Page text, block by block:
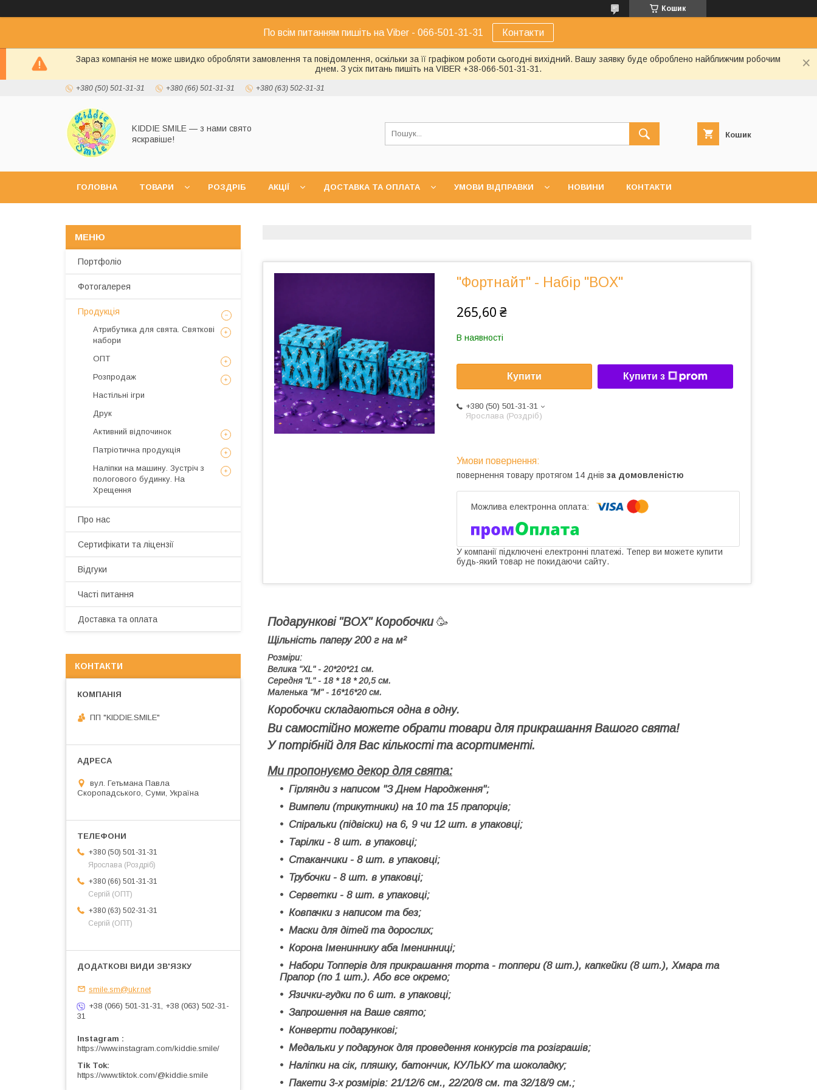
Кошик
По всім питанням пишіть на Viber - 066-501-31-31 Контакти
Зараз компанія не може швидко обробляти замовлення та повідомлення, оскільки за її графіком роботи сьогодні вихідний. Вашу заявку буде оброблено найближчим робочим
днем. З усіх питань пишіть на VIBER +38-066-501-31-31.
+380 (50) 501-31-31 +380 (66) 501-31-31 +380 (63) 502-31-31
KIDDIE SMILE — з нами свято
яскравіше!
Кошик
ГОЛОВНА ТОВАРИ РОЗДРІБ АКЦІЇ ДОСТАВКА ТА ОПЛАТА УМОВИ ВІДПРАВКИ НОВИНИ КОНТАКТИ
"Фортнайт" - Набір "BOX"
265,60 ₴
В наявності
Купити Купити з
+380 (50) 501-31-31
Ярослава (Роздріб)
повернення товару протягом 14 днів за домовленістю
У компанії підключені електронні платежі. Тепер ви можете купити
будь-який товар не покидаючи сайту.
Подарункові "BOX" Коробочки🥳
Щільність паперу 200 г на м²
Розміри:
Велика "XL" - 20*20*21 см.
Середня "L" - 18 * 18 * 20,5 cм.
Маленька "М" - 16*16*20 см.
Коробочки складаються одна в одну.
Ви самостійно можете обрати товари для прикрашання Вашого свята!
У потрібній для Вас кількості та асортименті.
Ми пропонуємо декор для свята:
Гірлянди з написом "З Днем Народження";
Вимпели (трикутники) на 10 та 15 прапорців;
Спіральки (підвіски) на 6, 9 чи 12 шт. в упаковці;
Тарілки - 8 шт. в упаковці;
Стаканчики - 8 шт. в упаковці;
Трубочки - 8 шт. в упаковці;
Серветки - 8 шт. в упаковці;
Ковпачки з написом та без;
Маски для дітей та дорослих;
Корона Імениннику аба Іменинниці;
Набори Топперів для прикрашання торта - топпери (8 шт.), капкейки (8 шт.), Хмара та
Прапор (по 1 шт.). Або все окремо;
Язички-гудки по 6 шт. в упаковці;
Запрошення на Ваше свято;
Конверти подарункові;
Медальки у подарунок для проведення конкурсів та розіграшів;
Наліпки на сік, пляшку, батончик, КУЛЬКУ та шоколадку;
Пакети 3-х розмірів: 21/12/6 см., 22/20/8 см. та 32/18/9 см.;
Портфоліо
Фотогалерея
Продукція
Атрибутика для свята. Святкові
набори
ОПТ
Розпродаж
Настільні ігри
Друк
Активний відпочинок
Патріотична продукція
Наліпки на машину. Зустріч з
пологового будинку. На
Хрещення
Про нас
Сертифікати та ліцензії
Відгуки
Часті питання
Доставка та оплата
КОНТАКТИ
ПП "KIDDIE.SMILE"
вул. Гетьмана Павла
Скоропадського, Суми, Україна
+380 (50) 501-31-31
Ярослава (Роздріб)
+380 (66) 501-31-31
Сергій (ОПТ)
+380 (63) 502-31-31
Сергій (ОПТ)
smile.sm@ukr.net
+38 (066) 501-31-31, +38 (063) 502-31-
31
Instagram
https://www.instagram.com/kiddie.smile/
Tik Tok
https://www.tiktok.com/@kiddie.smile